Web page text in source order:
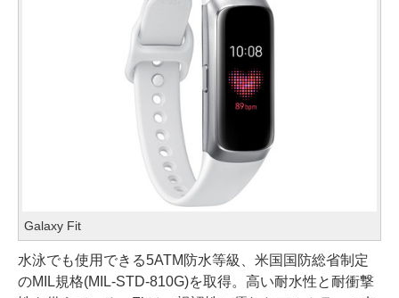
Galaxy Fit
水泳でも使用できる5ATM防水等級、米国国防総省制定
のMIL規格(MIL-STD-810G)を取得。高い耐水性と耐衝撃